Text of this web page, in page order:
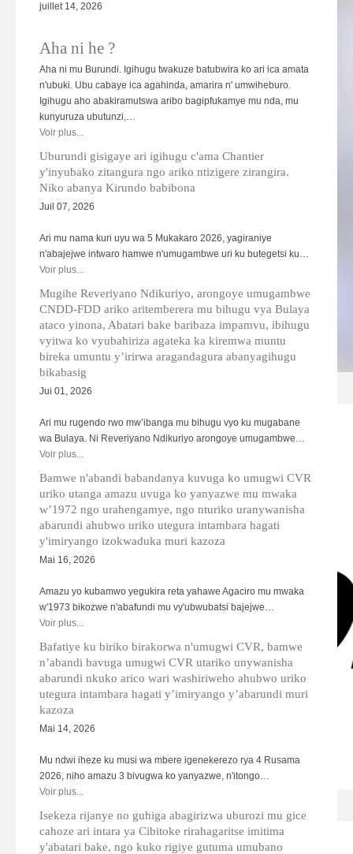
HAGU03.jpg
HAGU05.jpg
juillet 14, 2026
Aha ni he ?
Aha ni mu Burundi. Igihugu twakuze batubwira ko ari ica amata
n'ubuki. Ubu cabaye ica agahinda, amarira n' umwiheburo.
Igihugu aho abakiramutswa aribo bagipfukamye mu nda, mu
kunyuruza ubutunzi,…
Voir plus...
Uburundi gisigaye ari igihugu c'ama Chantier
y'inyubako zitangura ngo ariko ntizigere zirangira.
Niko abanya Kirundo babibona
Juil 07, 2026
Ari mu nama kuri uyu wa 5 Mukakaro 2026, yagiraniye
n'abajejwe intwaro hamwe n'umugambwe uri ku butegetsi ku…
Voir plus...
Mugihe Reveriyano Ndikuriyo, arongoye umugambwe
CNDD-FDD ariko aritemberera mu bihugu vya Bulaya
ataco yinona, Abatari bake baribaza impamvu, ibihugu
vyitwa ko vyubahiriza agateka ka kiremwa muntu
bireka umuntu y’irirwa aragandagura abanyagihugu
bikabasig
Jui 01, 2026
Ari mu rugendo rwo mw’ibanga mu bihugu vyo ku mugabane
wa Bulaya. Ni Reveriyano Ndikuriyo arongoye umugambwe…
Voir plus...
Bamwe n'abandi babandanya kuvuga ko umugwi CVR
uriko utanga amazu uvuga ko yanyazwe mu mwaka
w’1972 ngo urahengamye, ngo nturiko uranywanisha
abarundi ahubwo uriko utegura intambara hagati
y'imiryango izokwaduka muri kazoza
Mai 16, 2026
Amazu yo kubamwo yegukira reta yahawe Agaciro mu mwaka
w'1973 bikozwe n'abafundi mu vy'ubwubatsi bajejwe…
Voir plus...
Bafatiye ku biriko birakorwa n'umugwi CVR, bamwe
n’abandi bavuga umugwi CVR utariko unywanisha
abarundi nkuko arico wari washiriweho ahubwo uriko
utegura intambara hagati y’imiryango y’abarundi muri
kazoza
Mai 14, 2026
Mu ndwi iheze ku musi wa mbere igenekerezo rya 4 Rusama
2026, niho amazu 3 bivugwa ko yanyazwe, n'itongo…
Voir plus...
Isekeza rijanye no guhiga abagirizwa uburozi mu gice
cahoze ari intara ya Cibitoke rirahagaritse imitima
y'abatari bake, ngo kuko rigiye gutuma umubano